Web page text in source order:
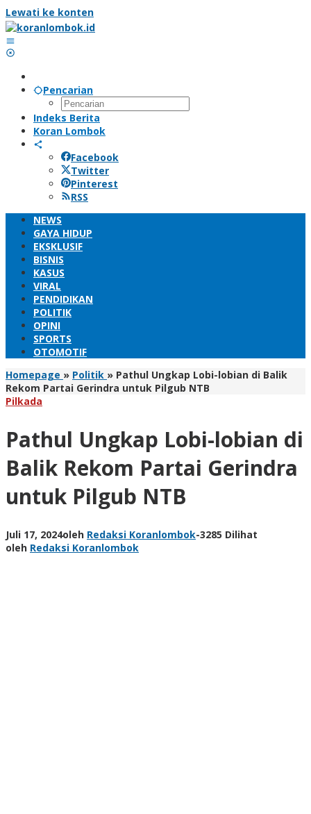
Lewati ke konten
Pencarian
Indeks Berita
Koran Lombok
Facebook
Twitter
Pinterest
RSS
NEWS
GAYA HIDUP
EKSKLUSIF
BISNIS
KASUS
VIRAL
PENDIDIKAN
POLITIK
OPINI
SPORTS
OTOMOTIF
Homepage » Politik » Pathul Ungkap Lobi-lobian di Balik
Rekom Partai Gerindra untuk Pilgub NTB
Pilkada
Pathul Ungkap Lobi-lobian di
Balik Rekom Partai Gerindra
untuk Pilgub NTB
Juli 17, 2024oleh Redaksi Koranlombok-3285 Dilihat
oleh Redaksi Koranlombok